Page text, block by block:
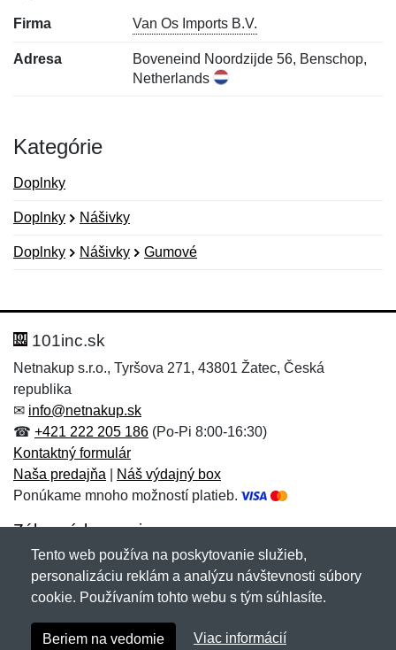
Firma Van Os Imports B.V.
Adresa
Boveneind Noordzijde 56, Benschop,
Netherlands
Kategórie
Doplnky
Doplnky Nášivky
Doplnky Nášivky Gumové
Hodnotenie:
Meno:*
E-mail:
Správa*
Meno:
E-mail:*
Správa*
101inc.sk
Netnakup s.r.o., Tyršova 271, 43801 Žatec, Česká
republika
✉ info@netnakup.sk
☎ +421 222 205 186 (Po-Pi 8:00-16:30)
Kontaktný formulár
Naša predajňa
Náš výdajný box
Ponúkame mnoho možností platieb.
Zákaznícky servis
Novinky emailom
Copyright © 2007-2026 (19 rokov s vami)Netnakup.sk
Tento web používa na poskytovanie služieb,
personalizáciu reklám a analýzu návštevnosti súbory
cookie. Používaním tohto webu s tým súhlasíte.
Beriem na vedomie Viac informácií